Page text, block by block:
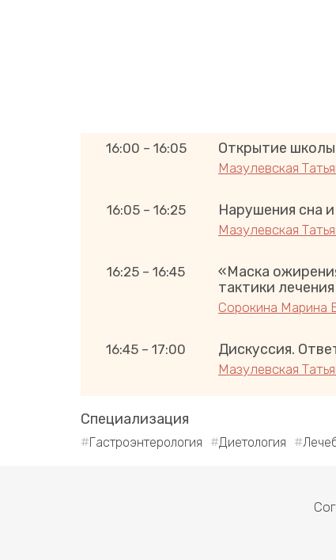
16:00 – 16:05 Открытие
Мазулевская
16:05 – 16:25 Нарушения сна
Мазулевская
16:25 – 16:45
«Маска
тактики
Сорокина Марина
16:45 – 17:00 Дискуссия.
Мазулевская
Специализация
Гастроэнтерология Диетология